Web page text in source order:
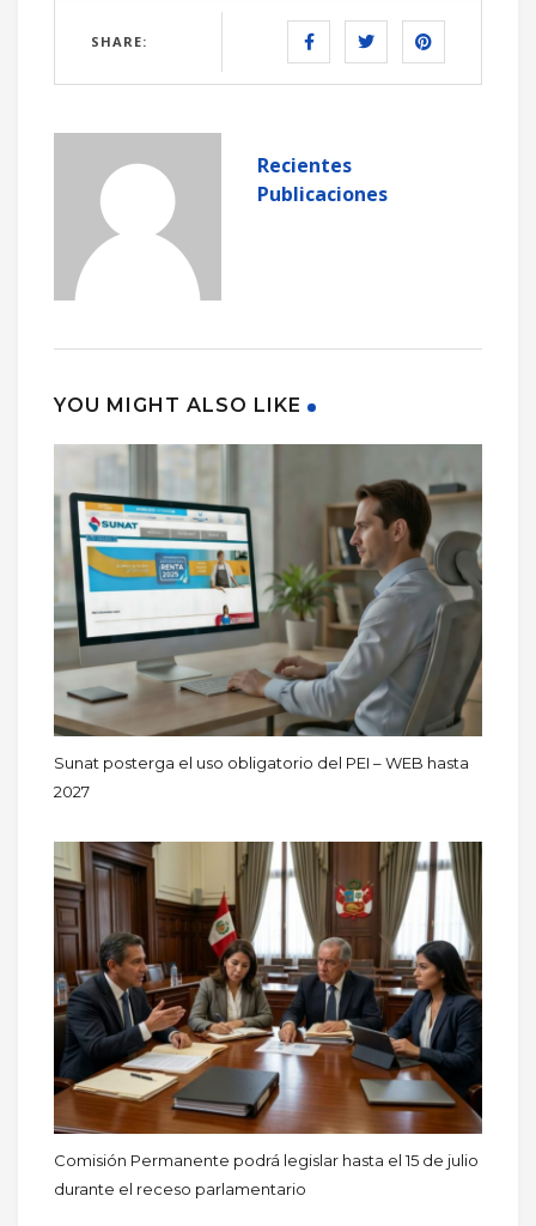
SHARE:
Recientes
Publicaciones
YOU MIGHT ALSO LIKE
Sunat posterga el uso obligatorio del PEI – WEB hasta
2027
Comisión Permanente podrá legislar hasta el 15 de julio
durante el receso parlamentario